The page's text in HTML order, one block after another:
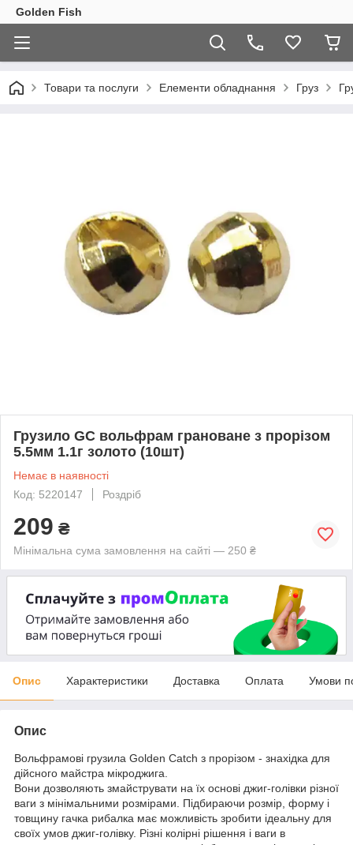
Golden Fish
Товари та послуги Елементи обладнання Груз
Грузило GC вольфрам грановане з прорізом
5.5мм 1.1г золото (10шт)
Немає в наявності
Код: 5220147
Роздріб
209 ₴
Мінімальна сума замовлення на сайті — 250 ₴
Опис Характеристики Доставка Оплата Умови
Опис
Вольфрамові грузила Golden Catch з прорізом - знахідка для
дійсного майстра мікроджига.
Вони дозволяють змайструвати на їх основі джиг-голівки різної
ваги з мінімальними розмірами. Підбираючи розмір, форму і
товщину гачка рибалка має можливість зробити ідеальну для
своїх умов джиг-голівку. Різні колірні рішення і ваги в